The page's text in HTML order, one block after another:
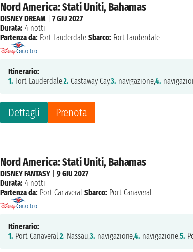
Nord America: Stati Uniti, Bahamas
Dettagli Prenota
DISNEY DREAM |7 GIU 2027
Durata: 4 notti
Partenza da: Fort Lauderdale Sbarco: Fort Lauderdale
Itinerario:
1. Fort Lauderdale,2. Castaway Cay,3. navigazione,4.
Nord America: Stati Uniti, Bahamas
DISNEY FANTASY |9 GIU 2027
Durata: 4 notti
Partenza da: Port Canaveral Sbarco: Port Canaveral
Itinerario:
1. Port Canaveral,2. Nassau,3. navigazione,4. navigazione,5.